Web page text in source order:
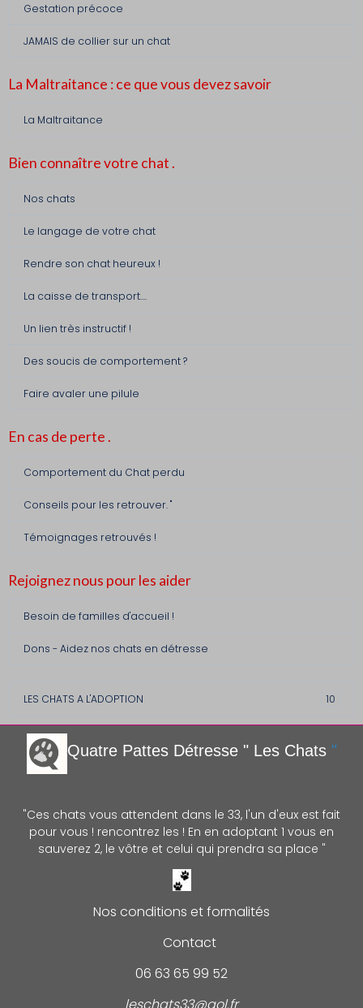
Gestation précoce
JAMAIS de collier sur un chat
La Maltraitance : ce que vous devez savoir
La Maltraitance
Bien connaître votre chat .
Nos chats
Le langage de votre chat
Rendre son chat heureux !
La caisse de transport....
Un lien très instructif !
Des soucis de comportement ?
Faire avaler une pilule
En cas de perte .
Comportement du Chat perdu
Conseils pour les retrouver. "
Témoignages retrouvés !
Rejoignez nous pour les aider
Besoin de familles d'accueil !
Dons - Aidez nos chats en détresse
LES CHATS A L'ADOPTION 10
Quatre Pattes Détresse " Les Chats "
"Ces chats vous attendent dans le 33, l'un d'eux est fait
pour vous ! rencontrez les ! En en adoptant 1 vous en
sauverez 2, le vôtre et celui qui prendra sa place "
Nos conditions et formalités
Contact
06 63 65 99 52
leschats33@aol.fr